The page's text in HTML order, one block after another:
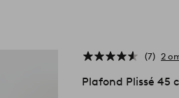
7 2
Plafond Plissé 45